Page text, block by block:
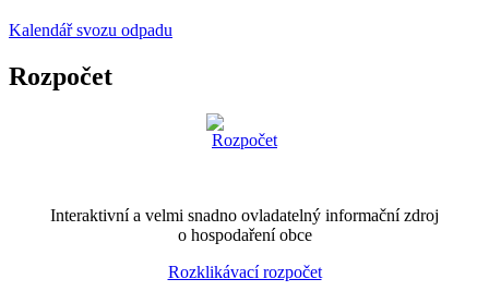
Kalendář svozu odpadu
Rozpočet
Interaktivní a velmi snadno ovladatelný informační zdroj
o hospodaření obce
Rozklikávací rozpočet